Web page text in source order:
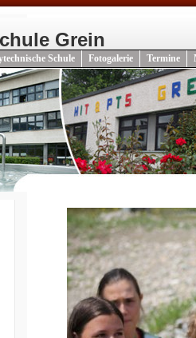
Grein
Schule Fotogalerie Termine